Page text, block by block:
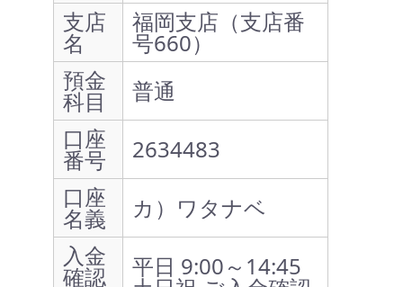
支店
名
福岡支店（支店番
号660）
預金
科目
普通
口座
番号
2634483
口座
名義
カ）ワタナベ
入金
確認 平日 9:00～14:45